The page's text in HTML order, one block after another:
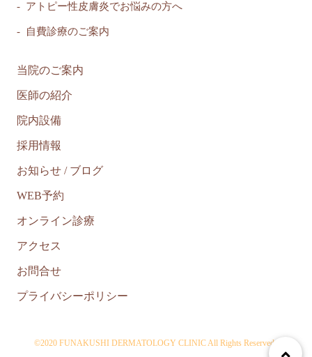
アトピー性皮膚炎でお悩みの方へ
自費診療のご案内
当院のご案内
医師の紹介
院内設備
採用情報
お知らせ / ブログ
WEB予約
オンライン診療
アクセス
お問合せ
プライバシーポリシー
©2020 FUNAKUSHI DERMATOLOGY CLINIC All Rights Reserved..